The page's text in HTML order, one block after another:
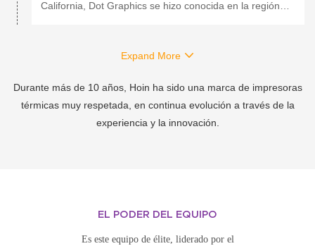
California, Dot Graphics se hizo conocida en la región
impresión y el acabado de productos, todo en un mismo
eficiencia y durabilidad a cada pieza de empaque que
crean.
Expand More
Durante más de 10 años, Hoin ha sido una marca de impresoras
térmicas muy respetada, en continua evolución a través de la
experiencia y la innovación.
EL PODER DEL EQUIPO
Es este equipo de élite, liderado por el